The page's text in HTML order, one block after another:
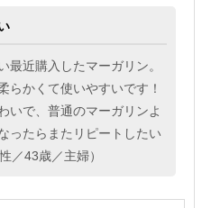
最近購入したマーガリン。
らかくて使いやすいです！
いで、普通のマーガリンよ
ったらまたリピートしたい
／43歳／主婦）